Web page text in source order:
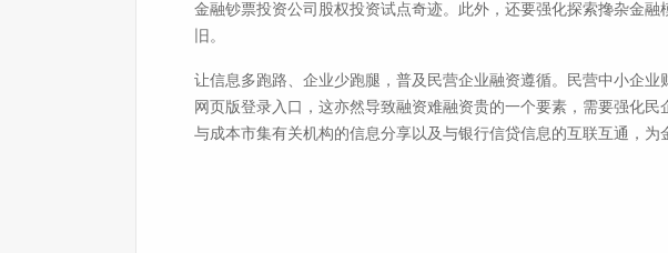
金融钞票投资公司股权投资试点奇迹。此外，还要强化探索搀杂金
旧。
让信息多跑路、企业少跑腿，普及民营企业融资遵循。民营中小企
网页版登录入口，这亦然导致融资难融资贵的一个要素，需要强化
与成本市集有关机构的信息分享以及与银行信贷信息的互联互通，